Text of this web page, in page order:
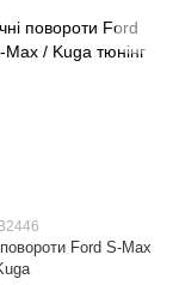
Ford S-Max